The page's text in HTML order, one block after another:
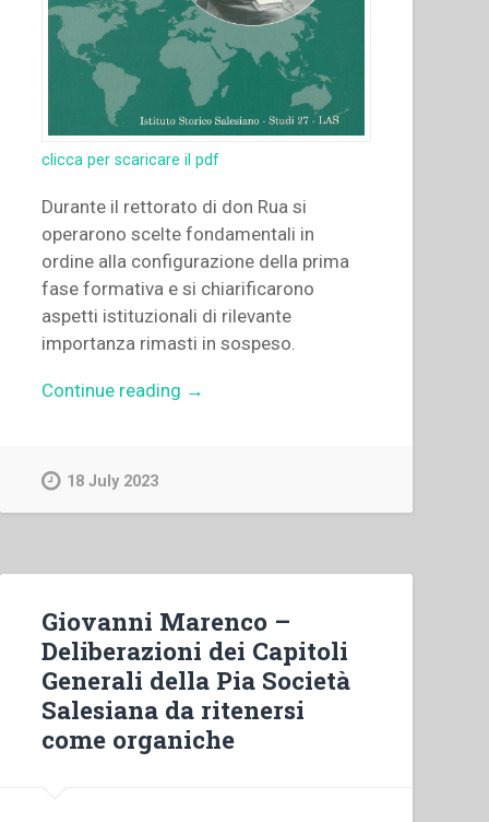
clicca per scaricare il pdf
Durante il rettorato di don Rua si
operarono scelte fondamentali in
ordine alla configurazione della prima
fase formativa e si chiarificarono
aspetti istituzionali di rilevante
importanza rimasti in sospeso.
Continue reading “Mario
nel
di
don
Rua”,
in
“Don
→
18 July 2023
Giovanni Marenco –
Deliberazioni dei Capitoli
Generali della Pia Società
Salesiana da ritenersi
come organiche